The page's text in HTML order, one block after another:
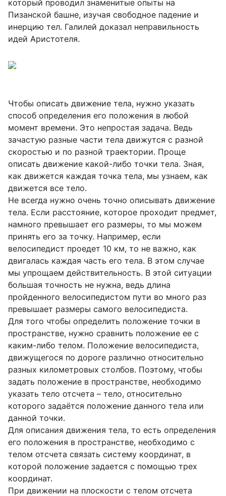
который проводил знаменитые опыты на
Пизанской башне, изучая свободное падение и
инерцию тел. Галилей доказал неправильность
идей Аристотеля.
Чтобы описать движение тела, нужно указать
способ определения его положения в любой
момент времени. Это непростая задача. Ведь
зачастую разные части тела движутся с разной
скоростью и по разной траектории. Проще
описать движение какой-либо точки тела. Зная,
как движется каждая точка тела, мы узнаем, как
движется все тело.
Не всегда нужно очень точно описывать движение
тела. Если расстояние, которое проходит предмет,
намного превышает его размеры, то мы можем
принять его за точку. Например, если
велосипедист проедет 10 км, то не важно, как
двигалась каждая часть его тела. В этом случае
мы упрощаем действительность. В этой ситуации
большая точность не нужна, ведь длина
пройденного велосипедистом пути во много раз
превышает размеры самого велосипедиста.
Для того чтобы определить положение точки в
пространстве, нужно сравнить положение ее с
каким-либо телом. Положение велосипедиста,
движущегося по дороге различно относительно
разных километровых столбов. Поэтому, чтобы
задать положение в пространстве, необходимо
указать тело отсчета – тело, относительно
которого задаётся положение данного тела или
данной точки.
Для описания движения тела, то есть определения
его положения в пространстве, необходимо с
телом отсчета связать систему координат, в
которой положение задается с помощью трех
координат.
При движении на плоскости с телом отсчета